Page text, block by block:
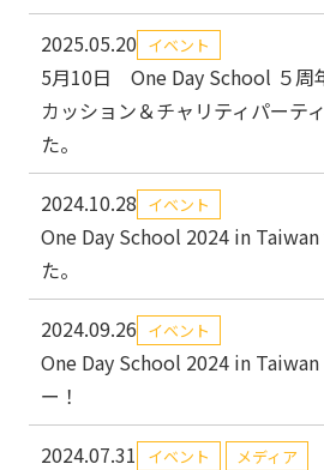
2025.05.20 イベント
5月10日 One Day School ５周
カッション＆チャリティパーテ
た。
2024.10.28 イベント
One Day School 2024 in
た。
2024.09.26 イベント
One Day School 2024 in
ー！
2024.07.31 イベント メディア